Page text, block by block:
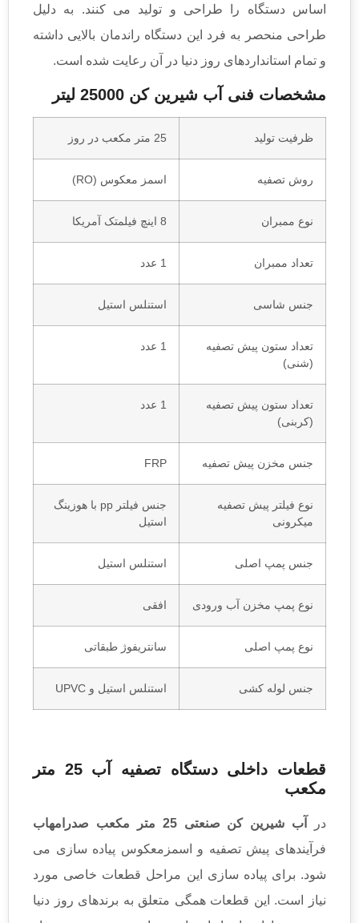
اساس دستگاه را طراحی و تولید می کنند. به دلیل
طراحی منحصر به فرد این دستگاه راندمان بالایی داشته
و تمام استانداردهای روز دنیا در آن رعایت شده است.
مشخصات فنی آب شیرین کن 25000 لیتر
ظرفیت تولید 25 متر مکعب در روز
روش تصفیه اسمز معکوس (RO)
نوع ممبران 8 اینچ فیلمتک آمریکا
تعداد ممبران 1 عدد
جنس شاسی استنلس استیل
تعداد ستون پیش تصفیه
(شنی)
1 عدد
تعداد ستون پیش تصفیه
(کربنی)
1 عدد
جنس مخزن پیش تصفیه FRP
نوع فیلتر پیش تصفیه
میکرونی
جنس فیلتر pp با هوزینگ
استیل
جنس پمپ اصلی استنلس استیل
نوع پمپ مخزن آب ورودی افقی
نوع پمپ اصلی سانتریفوژ طبقاتی
جنس لوله کشی استنلس استیل و UPVC
قطعات داخلی دستگاه تصفیه آب 25 متر
مکعب
در
آب شیرین کن صنعتی 25 متر مکعب صدرامهاب
فرآیندهای پیش تصفیه و اسمزمعکوس پیاده سازی می
شود. برای پیاده سازی این مراحل قطعات خاصی مورد
نیاز است. این قطعات همگی متعلق به برندهای روز دنیا